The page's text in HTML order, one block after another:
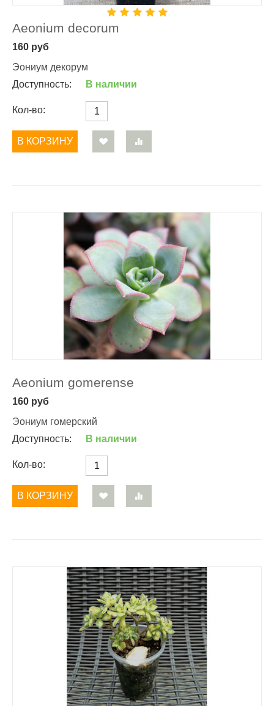
Aeonium decorum
160 руб
Эониум декорум
Доступность:
В наличии
Кол-во:
В КОРЗИНУ
Aeonium gomerense
160 руб
Эониум гомерский
Доступность:
В наличии
Кол-во:
В КОРЗИНУ